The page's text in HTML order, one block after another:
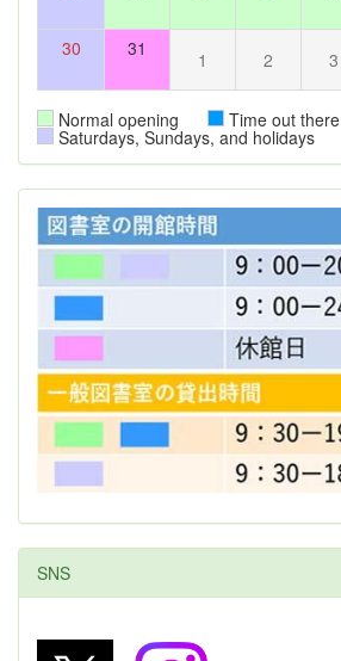
30 31 1 2 3
Normal opening Time out there
Saturdays, Sundays, and holidays
SNS